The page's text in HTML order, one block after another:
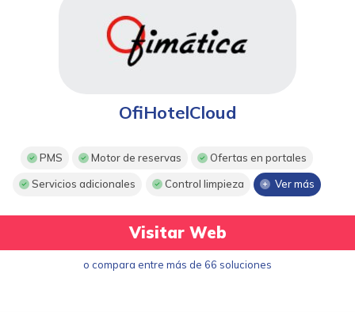
OfiHotelCloud
PMS Motor de reservas Ofertas en portales
Servicios adicionales Control limpieza Ver más
Visitar Web
o compara entre más de 66 soluciones